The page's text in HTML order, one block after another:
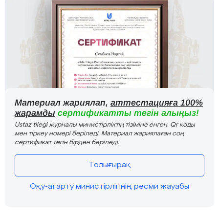
Материал жариялап, аттестацияға 100%
жарамды сертификатты тегін алыңыз!
Ustaz tilegi журналы министірліктің тізіміне енген. Qr коды
мен тіркеу номері беріледі. Материал жариялаған соң
сертификат тегін бірден беріледі.
Толығырақ
Оқу-ағарту министірлігінің ресми жауабы